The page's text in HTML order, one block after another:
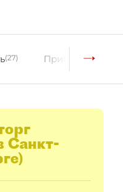
(27)
Санкт-